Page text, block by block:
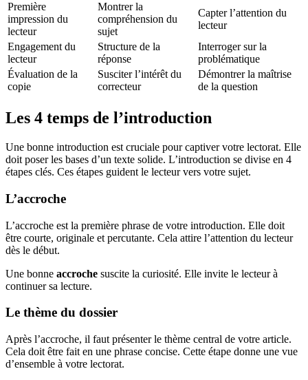
Première
impression du
lecteur
Montrer la
compréhension du
sujet
Capter l’attention du
lecteur
Engagement du
lecteur
Structure de la
réponse
Interroger sur la
problématique
Évaluation de la
copie
Susciter l’intérêt du
correcteur
Démontrer la maîtrise
de la question
Les 4 temps de l’introduction
Une bonne introduction est cruciale pour captiver votre lectorat. Elle
doit poser les bases d’un texte solide. L’introduction se divise en 4
étapes clés. Ces étapes guident le lecteur vers votre sujet.
L’accroche
L’accroche est la première phrase de votre introduction. Elle doit
être courte, originale et percutante. Cela attire l’attention du lecteur
dès le début.
Une bonne accroche suscite la curiosité. Elle invite le lecteur à
continuer sa lecture.
Le thème du dossier
Après l’accroche, il faut présenter le thème central de votre article.
Cela doit être fait en une phrase concise. Cette étape donne une vue
d’ensemble à votre lectorat.